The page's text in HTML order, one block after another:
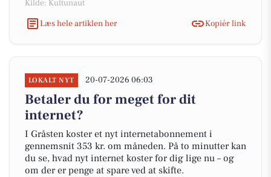
Kilde: Kultunaut
Læs hele artiklen her
Kopiér link
LOKALT NYT 20-07-2026 06:03
Betaler du for meget for dit
internet?
I Gråsten koster et nyt internetabonnement i
gennemsnit 353 kr. om måneden. På to minutter kan
du se, hvad nyt internet koster for dig lige nu – og
om der er penge at spare ved at skifte.